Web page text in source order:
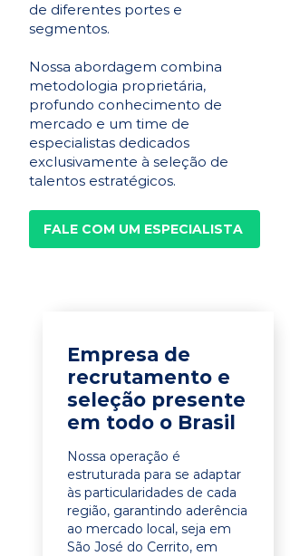
de diferentes portes e
segmentos.
Nossa abordagem combina
metodologia proprietária,
profundo conhecimento de
mercado e um time de
especialistas dedicados
exclusivamente à seleção de
talentos estratégicos.
FALE COM UM ESPECIALISTA
Empresa de
recrutamento e
seleção presente
em todo o Brasil
Nossa operação é
estruturada para se adaptar
às particularidades de cada
região, garantindo aderência
ao mercado local, seja em
São José do Cerrito, em